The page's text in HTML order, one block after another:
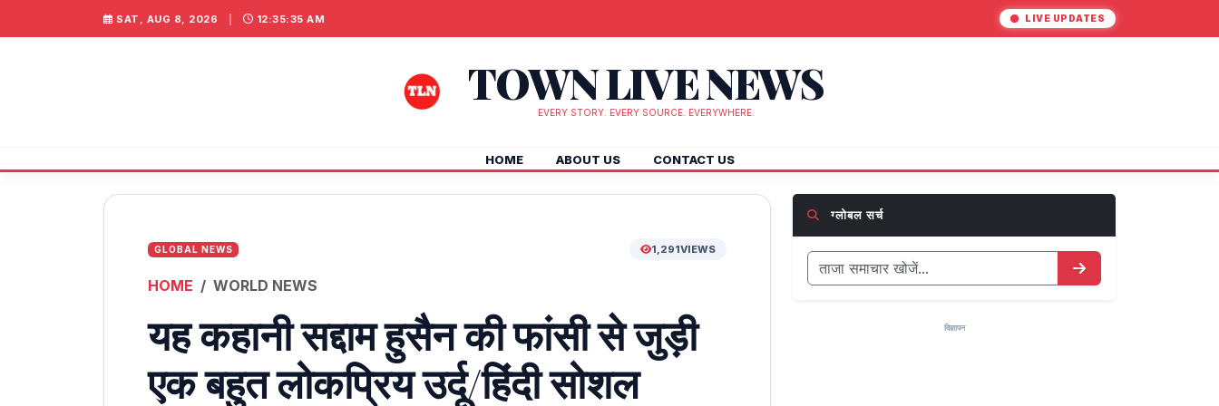
SAT, AUG 8, 2026 12:35:36 AM LIVE UPDATES
TOWN LIVE NEWS
EVERY STORY. EVERY SOURCE. EVERYWHERE.
HOME ABOUT US CONTACT US
GLOBAL NEWS 1,291VIEWS
HOME WORLD NEWS
यह कहानी सद्दाम हुसैन की फांसी से जुड़ी
एक बहुत लोकप्रिय उर्दू/हिंदी सोशल
ग्लोबल सर्च
विज्ञापन